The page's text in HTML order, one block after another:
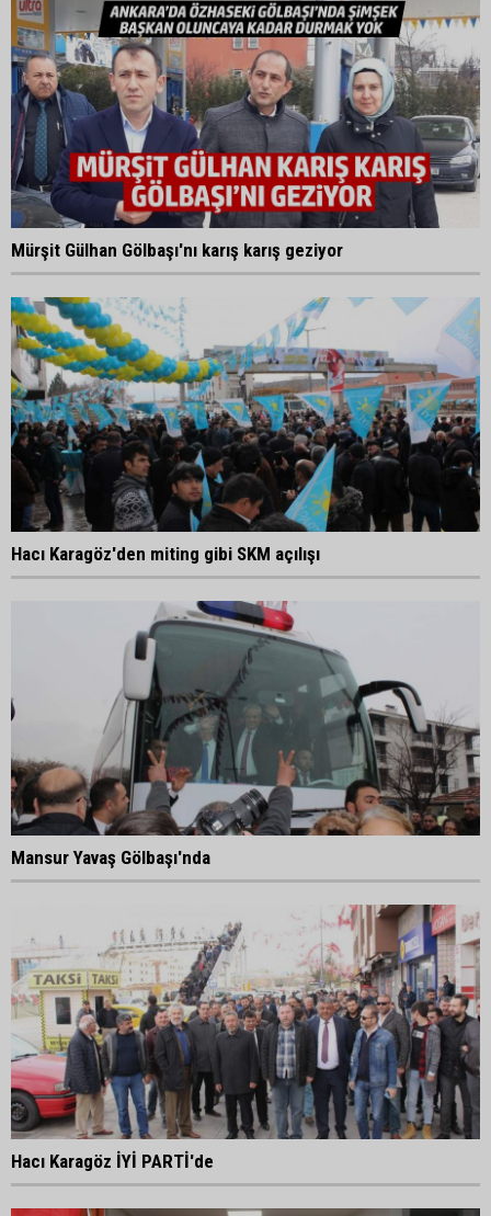
Mürşit Gülhan Gölbaşı'nı karış karış geziyor
Hacı Karagöz'den miting gibi SKM açılışı
Mansur Yavaş Gölbaşı'nda
Hacı Karagöz İYİ PARTİ'de